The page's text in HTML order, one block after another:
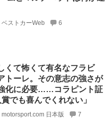
ベストカーWeb 6
くて怖くて有名なフラビ
トーレ。その意志の強さが
化に必要……コラピント証
でも喜んでくれない」
motorsport.com 日本版 7